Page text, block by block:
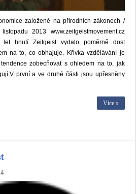
založené na přírodních zákonech /
2013 www.zeitgeistmovement.cz
hnutí Zeitgeist vydalo poměrně dost
na to, co obhajuje. Křivka vzdělávání je
zobecňovat s ohledem na to, jak
první a ve druhé části jsou upřesněny
Více »